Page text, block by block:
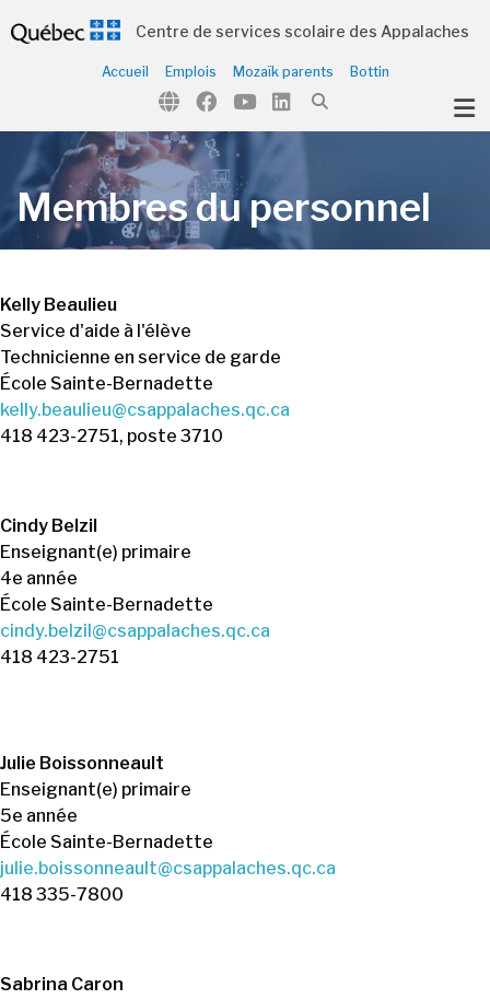
(Notre école )
Centre de services scolaire des Appalaches
Accueil Emplois Mozaïk parents Bottin
Membres du personnel
Kelly Beaulieu
Service d'aide à l'élève
Technicienne en service de garde
École Sainte-Bernadette
kelly.beaulieu@csappalaches.qc.ca
418 423-2751, poste 3710
Cindy Belzil
Enseignant(e) primaire
4e année
École Sainte-Bernadette
cindy.belzil@csappalaches.qc.ca
418 423-2751
Julie Boissonneault
Enseignant(e) primaire
5e année
École Sainte-Bernadette
julie.boissonneault@csappalaches.qc.ca
418 335-7800
Sabrina Caron